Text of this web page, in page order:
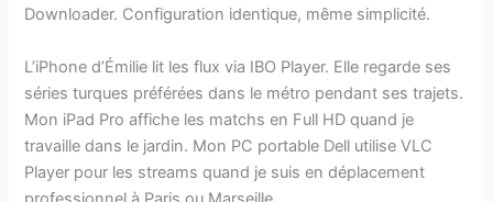
Downloader. Configuration identique, même simplicité.
L’iPhone d’Émilie lit les flux via IBO Player. Elle regarde ses
séries turques préférées dans le métro pendant ses trajets.
Mon iPad Pro affiche les matchs en Full HD quand je
travaille dans le jardin. Mon PC portable Dell utilise VLC
Player pour les streams quand je suis en déplacement